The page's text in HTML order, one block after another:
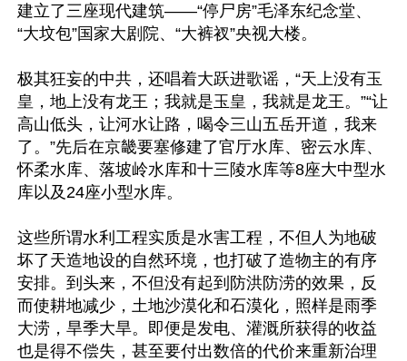
建立了三座现代建筑——“停尸房”毛泽东纪念堂、
“大坟包”国家大剧院、“大裤衩”央视大楼。
极其狂妄的中共，还唱着大跃进歌谣，“天上没有玉
皇，地上没有龙王；我就是玉皇，我就是龙王。”“让
高山低头，让河水让路，喝令三山五岳开道，我来
了。”先后在京畿要塞修建了官厅水库、密云水库、
怀柔水库、落坡岭水库和十三陵水库等8座大中型水
库以及24座小型水库。
这些所谓水利工程实质是水害工程，不但人为地破
坏了天造地设的自然环境，也打破了造物主的有序
安排。到头来，不但没有起到防洪防涝的效果，反
而使耕地减少，土地沙漠化和石漠化，照样是雨季
大涝，旱季大旱。即便是发电、灌溉所获得的收益
也是得不偿失，甚至要付出数倍的代价来重新治理